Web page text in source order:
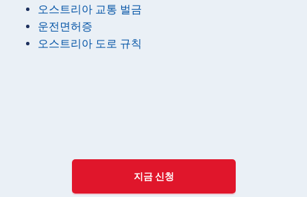
오스트리아 교통 벌금
운전면허증
오스트리아 도로 규칙
지금 신청